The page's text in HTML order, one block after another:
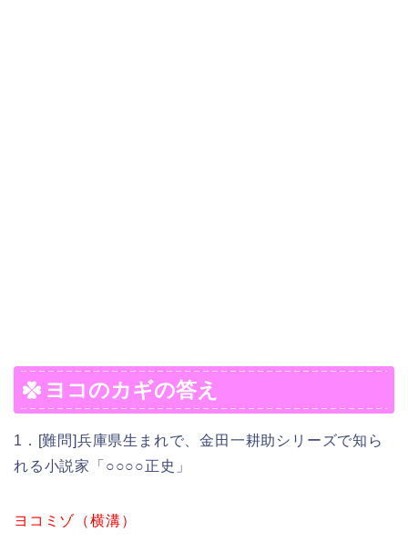
ヨコのカギの答え
1．[難問]兵庫県生まれで、金田一耕助シリーズで知ら
れる小説家「○○○○正史」
ヨコミゾ（横溝）